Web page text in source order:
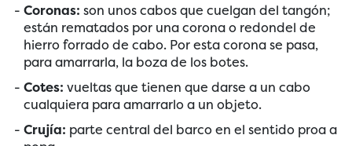
Coronas: son unos cabos que cuelgan del tangón;
están rematados por una corona o redondel de
hierro forrado de cabo. Por esta corona se pasa,
para amarrarla, la boza de los botes.
Cotes: vueltas que tienen que darse a un cabo
cualquiera para amarrarlo a un objeto.
Crujía: parte central del barco en el sentido proa a